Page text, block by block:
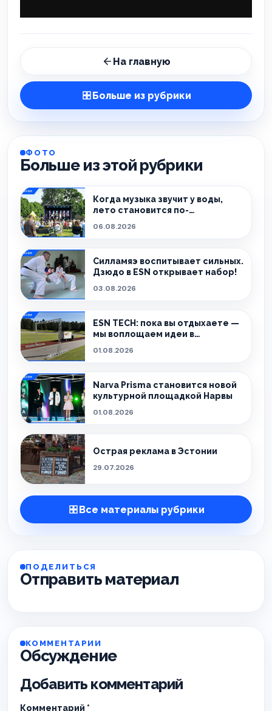
На главную
Больше из рубрики
ФОТО
Больше из этой рубрики
Когда музыка звучит у воды,
лето становится по-
06.08.2026
Силламяэ воспитывает сильных.
Дзюдо в ESN открывает набор!
03.08.2026
ESN TECH: пока вы отдыхаете —
мы воплощаем идеи в
01.08.2026
Narva Prisma становится новой
культурной площадкой Нарвы
01.08.2026
Острая реклама в Эстонии
29.07.2026
Все материалы рубрики
ПОДЕЛИТЬСЯ
Отправить материал
КОММЕНТАРИИ
Обсуждение
Добавить комментарий
Комментарий *